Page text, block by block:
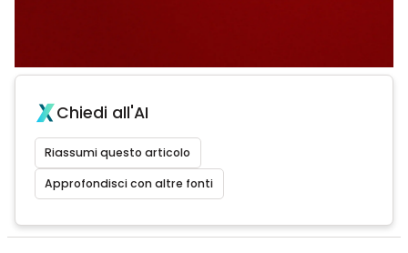
Chiedi all'AI
Riassumi questo articolo
Approfondisci con altre fonti